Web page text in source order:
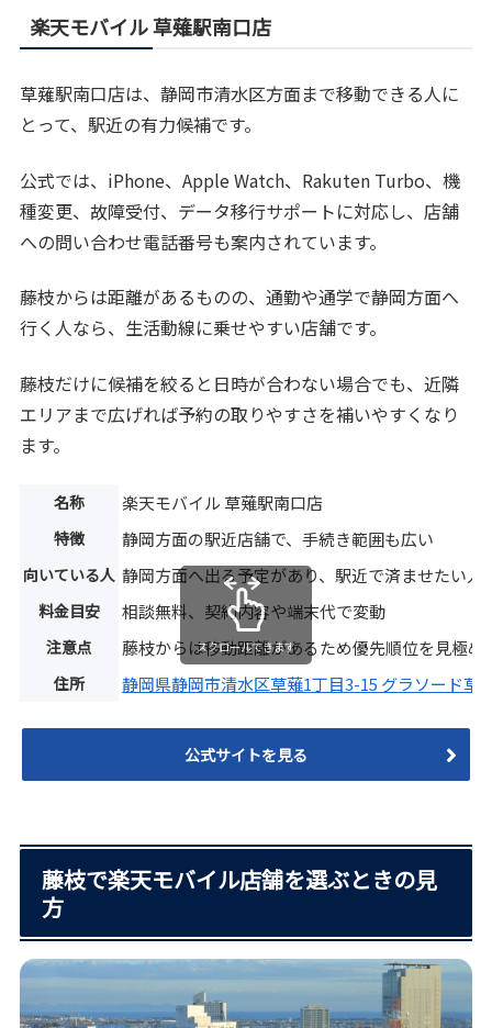
楽天モバイル 草薙駅南口店
草薙駅南口店は、静岡市清水区方面まで移動できる人に
とって、駅近の有力候補です。
公式では、iPhone、Apple Watch、Rakuten Turbo、機
種変更、故障受付、データ移行サポートに対応し、店舗
への問い合わせ電話番号も案内されています。
藤枝からは距離があるものの、通勤や通学で静岡方面へ
行く人なら、生活動線に乗せやすい店舗です。
藤枝だけに候補を絞ると日時が合わない場合でも、近隣
エリアまで広げれば予約の取りやすさを補いやすくなり
ます。
名称 楽天モバイル 草薙駅南口店
特徴 静岡方面の駅近店舗で、手続き範囲も広い
向いている人 静岡方面へ出る予定があり、駅近で済ませたい人
料金目安 相談無料、契約内容や端末代で変動
注意点 藤枝からは移動距離があるため優先順位を見極め
住所 静岡県静岡市清水区草薙1丁目3-15 グラソード草
スクロールできます
公式サイトを見る
藤枝で楽天モバイル店舗を選ぶときの見
方